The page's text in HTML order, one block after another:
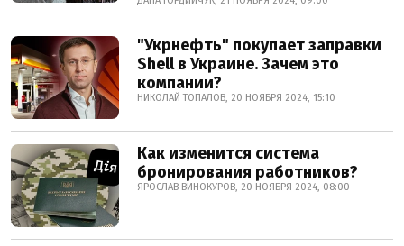
"Укрнефть" покупает заправки
Shell в Украине. Зачем это
компании?
НИКОЛАЙ ТОПАЛОВ, 20 НОЯБРЯ 2024, 15:10
Как изменится система
бронирования работников?
ЯРОСЛАВ ВИНОКУРОВ, 20 НОЯБРЯ 2024, 08:00